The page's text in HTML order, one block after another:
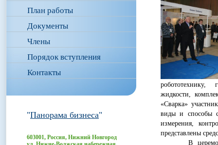
План работы
Документы
Члены
Порядок вступления
Контакты
"Панорама бизнеса"
603001, Россия, Нижний Новгород
робототехнику,
жидкости,
«Сварка»
виды и способы
измерения,
представлены
В церемонии